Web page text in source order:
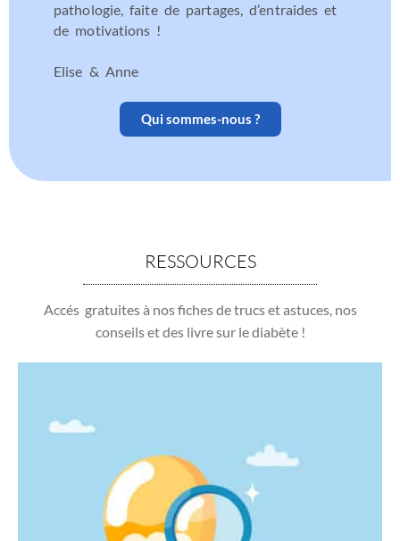
pathologie, faite de partages, d’entraides et
de motivations !
Elise & Anne
Qui sommes-nous ?
RESSOURCES
Accés gratuites à nos fiches de trucs et astuces, nos
conseils et des livre sur le diabète !